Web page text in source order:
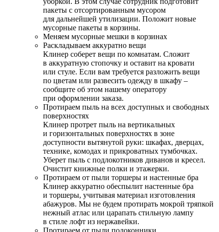
пакеты с отсортированным мусором
для дальнейшей утилизации. Положит новые
мусорные пакеты в корзины.
Меняем мусорные мешки в корзинах
Раскладываем аккуратно вещи
Клинер соберет вещи по комнатам. Сложит
в аккуратную стопочку и оставит на кровати
или стуле. Если вам требуется разложить вещи
по цветам или развесить одежду в шкафу –
сообщите об этом нашему оператору
при оформлении заказа.
Протираем пыль на всех доступных и свободных
поверхностях
Клинер протрет пыль на вертикальных
и горизонтальных поверхностях в зоне
доступности вытянутой руки: шкафах, дверцах,
технике, комодах и прикроватных тумбочках.
Уберет пыль с подлокотников диванов и кресел.
Очистит книжные полки и этажерки.
Протираем от пыли торшеры и настенные бра
Клинер аккуратно обеспылит настенные бра
и торшеры, учитывая материал изготовления
абажуров. Мы не будем протирать мокрой тряпкой
нежный атлас или царапать стильную лампу
в стиле лофт из нержавейки.
Протираем от пыли подоконники